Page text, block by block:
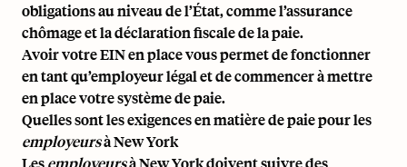
obligations au niveau de l’État, comme l’assurance
chômage et la déclaration fiscale de la paie.
Avoir votre EIN en place vous permet de fonctionner
en tant qu’employeur légal et de commencer à mettre
en place votre système de paie.
Quelles sont les exigences en matière de paie pour les
employeursà New York
Lesemployeursà New York doivent suivre des